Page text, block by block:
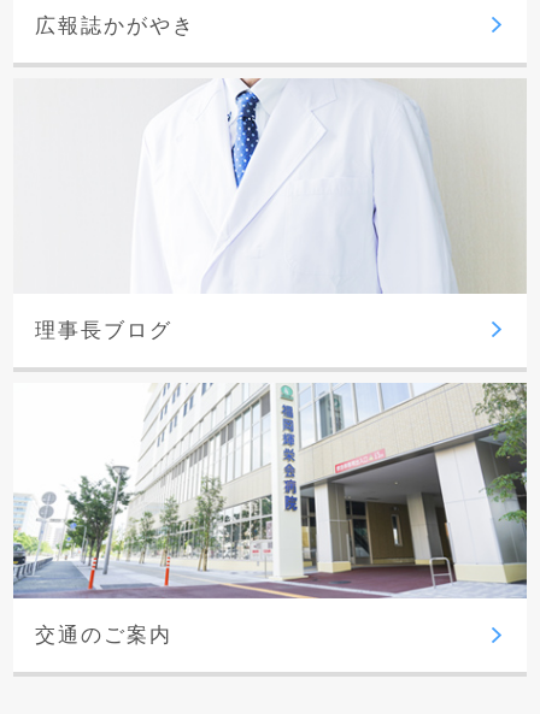
広報誌かがやき
理事長ブログ
交通のご案内